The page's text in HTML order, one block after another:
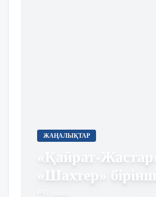
ЖАҢАЛЫҚТАР
«Қайрат-
«Шахтер»